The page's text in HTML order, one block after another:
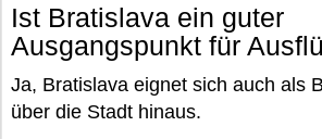
Ist Bratislava ein guter
Ausgangspunkt für
Ja, Bratislava eignet sich auch als
über die Stadt hinaus.